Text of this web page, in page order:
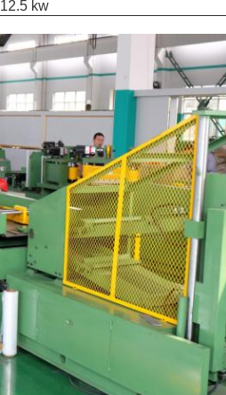
12.5 kw